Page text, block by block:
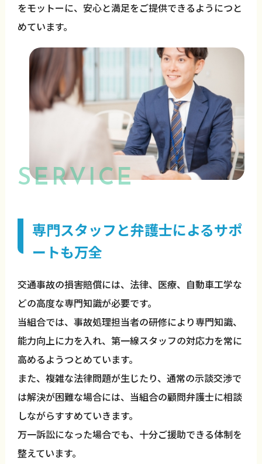
をモットーに、安心と満足をご提供できるようにつと
めています。
SERVICE
専門スタッフと弁護士によるサポ
ートも万全
交通事故の損害賠償には、法律、医療、自動車工学な
どの高度な専門知識が必要です。
当組合では、事故処理担当者の研修により専門知識、
能力向上に力を入れ、第一線スタッフの対応力を常に
高めるようつとめています。
また、複雑な法律問題が生じたり、通常の示談交渉で
は解決が困難な場合には、当組合の顧問弁護士に相談
しながらすすめていきます。
万一訴訟になった場合でも、十分ご援助できる体制を
整えています。